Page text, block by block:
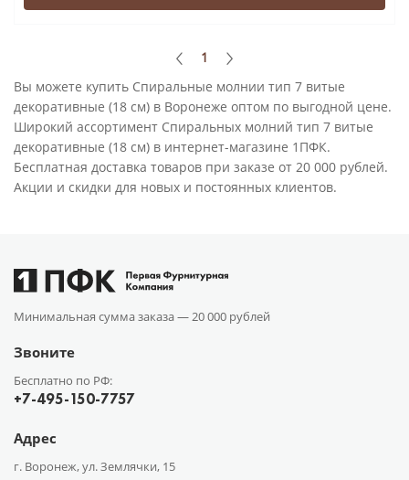
1
Вы можете купить Спиральные молнии тип 7 витые
декоративные (18 см) в Воронеже оптом по выгодной цене.
Широкий ассортимент Спиральных молний тип 7 витые
декоративные (18 см) в интернет-магазине 1ПФК.
Бесплатная доставка товаров при заказе от 20 000 рублей.
Акции и скидки для новых и постоянных клиентов.
Минимальная сумма заказа —20 000 рублей
Звоните
Бесплатно по РФ:
+7-495-150-7757
Адрес
г. Воронеж, ул. Землячки, 15